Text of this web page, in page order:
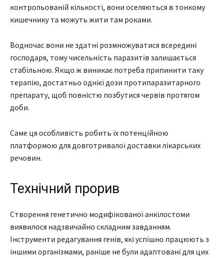
контрольованій кількості, вони оселяються в тонкому
кишечнику та можуть жити там роками.
Водночас вони не здатні розмножуватися всередині
господаря, тому чисельність паразитів залишається
стабільною. Якщо ж виникає потреба припинити таку
терапію, достатньо однієї дози протипаразитарного
препарату, щоб повністю позбутися червів протягом
доби.
Саме ця особливість робить їх потенційною
платформою для довготривалої доставки лікарських
речовин.
Технічний прорив
Створення генетично модифікованої анкілостоми
виявилося надзвичайно складним завданням.
Інструменти редагування генів, які успішно працюють з
іншими організмами, раніше не були адаптовані для цих